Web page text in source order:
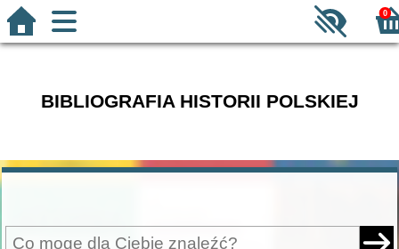
0
BIBLIOGRAFIA HISTORII POLSKIEJ